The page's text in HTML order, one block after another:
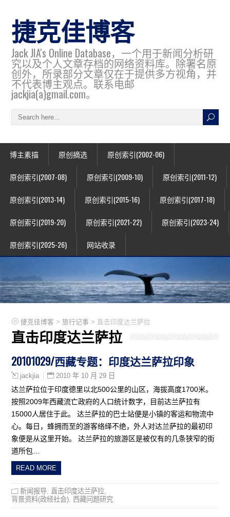
捷克佳博客
Jack JIA's Online Database，一个用于新闻分析研
究以及个人文章存档的网络资料库。除署名原
创外，所录部分文章仅在于提供多方视角，并
不代表博主观点。联系电邮
jackjia(a)gmail.com。
博主素描 原创摘选 原创索引(2002-06)
原创索引(2007-08) 原创索引(2009-10) 原创索引(2011-12)
原创索引(2013-14) 原创索引(2015-16) 原创索引(2017-18)
原创索引(2019-20) 原创索引(2021-22) 原创索引(2023-24)
原创索引(2025-26) 网站收录
捷克佳博客 >旅行记事 > 直击印度达兰萨拉
直击印度达兰萨拉
20101029/西藏专题：印度达兰萨拉印象
jackjia 2010 年 10 月 29 日
达兰萨拉位于印度德里以北500公里的山区，海拔高度1700米。
按照2009年西藏流亡政府的人口统计数字，目前达兰萨拉有
15000人居住于此。 达兰萨拉的巴士站便是小镇的客运和物流中
心。每日，蜂拥而至的游客络绎不绝，外人对达兰萨拉的最初印
象便是从这里开始。 达兰萨拉的旅游区是被仅有的几条狭窄的街
道所包…
READ MORE
新闻报导 直击印度达兰萨拉
背景资料(政经社会) 西藏问题研究